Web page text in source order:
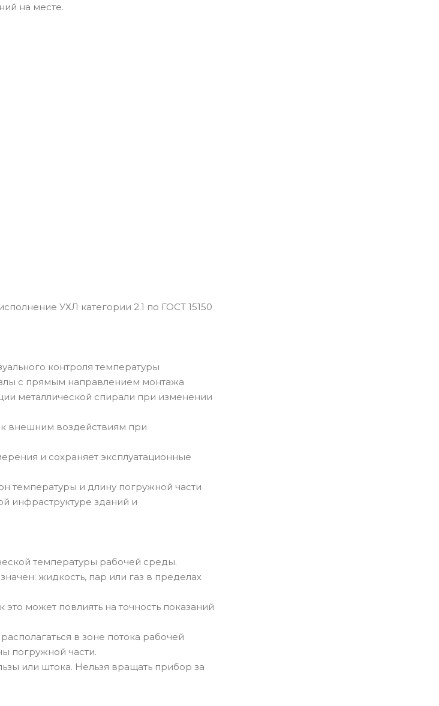
на месте.
УХЛ категории 2.1 по ГОСТ 15150
контроля температуры
с прямым направлением монтажа
металлической спирали при изменении
к внешним воздействиям при
и сохраняет эксплуатационные
температуры и длину погружной части
инфраструктуре зданий и
температуры рабочей среды.
жидкость, пар или газ в пределах
может повлиять на точность показаний
в зоне потока рабочей
погружной части.
или штока. Нельзя вращать прибор за